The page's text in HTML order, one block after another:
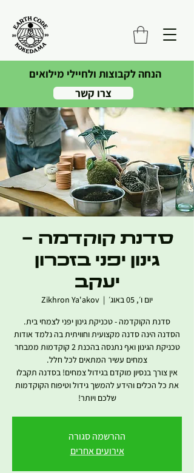
הנחה לקבוצות ולחיילי מילואים
צרו קשר
סדנת קוקדמה -
גינון יפני בזכרון
יעקב
יום ו׳, 05 באוג׳
  |
Zikhron Ya'akov
הסדנה הינה סדנה מקצועית וחוויתית בה נלמד אודות
טכניקת הגינון ואף נתנסה בהכנת 2 קוקדמות ממבחר
אין צורך בנסיון מוקדם בגידול צמחים! בסדנה תקבלו
את כל הכלים והידע להמשך גידול וטיפוח הקוקדמות
שלכם ויותר!
ההרשמה סגורה
אירועים אחרים